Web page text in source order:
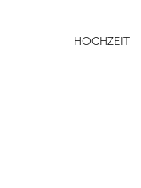
HOCHZEIT